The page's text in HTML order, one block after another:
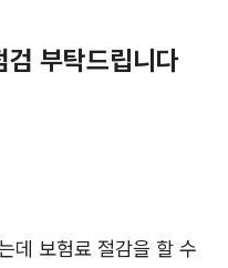
부탁드립니다
데 보험료 절감을 할 수